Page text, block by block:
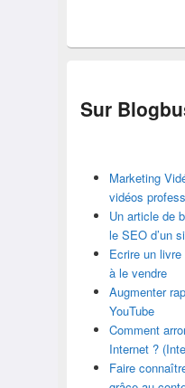
Sur
Marketing
vidéos
Un article de
le SEO d’un
Ecrire un
à le vendre
Augmenter
YouTube
Comment
Internet ?
Faire